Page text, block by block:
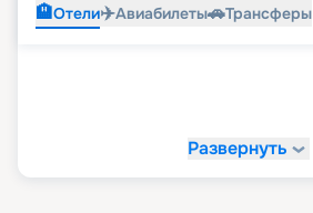
🏨Отели✈️Авиабилеты🚗Трансферы
Развернуть